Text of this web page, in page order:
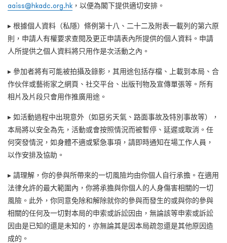
aaiss@hkadc.org.hk ，以便為閣下提供適切安排。
▸ 根據個人資料（私隱）條例第十八、二十二及附表一載列的第六原
則，申請人有權要求查閱及更正申請表內所提供的個人資料。申請
人所提供之個人資料將只用作是次活動之內。
▸ 參加者將有可能被拍攝及錄影，其用途包括存檔、上載到本局、合
作伙伴或藝術家之網頁、社交平台、出版刊物及宣傳單張等。所有
相片及片段只會用作推廣用途。
▸ 如活動過程中出現意外（如惡劣天氣、路面事故及特別事故等），
本局將以安全為先，活動或會按照情況而被暫停、延遲或取消。任
何突發情況，如身體不適或緊急事項，請即時通知在場工作人員，
以作安排及協助。
▸ 請理解，你的參與所帶來的一切風險均由你個人自行承擔。在適用
法律允許的最大範圍內，你將承擔與你個人的人身傷害相關的一切
風險。此外，你同意免除和解除就你的參與而發生的或與你的參與
相關的任何及一切對本局的申索或訴訟因由，無論該等申索或訴訟
因由是已知的還是未知的，亦無論其是因本局疏忽還是其他原因造
成的。